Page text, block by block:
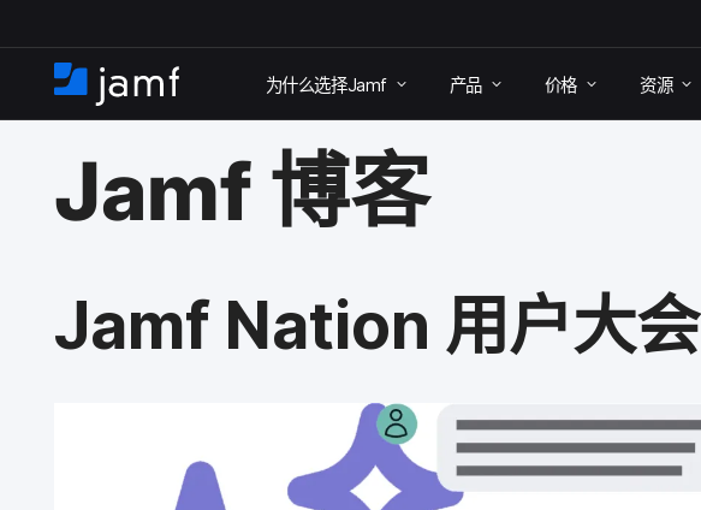
​
至
要
内
首
​
为什么​选择Jamf 产品 价格 资源
Jamf 博客
Jamf Nation 用​户​大会